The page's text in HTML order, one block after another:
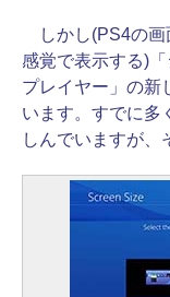
しかし(PS4の画
感覚で表示する)
プレイヤー」の新
います。すでに多
しんでいますが、